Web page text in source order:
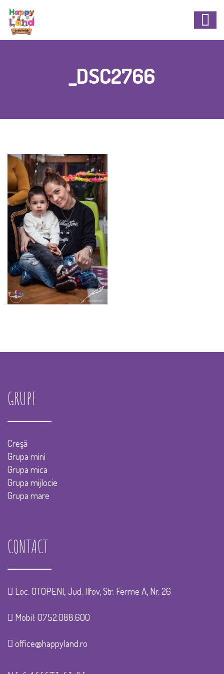
_DSC2766
GRUPE
Creşă
Grupa mini
Grupa mica
Grupa mijlocie
Grupa mare
CONTACT
Loc. OTOPENI, Jud. Ilfov, Str. Ferme A, Nr. 26
Mobil: 0752.088.600
office@happyland.ro